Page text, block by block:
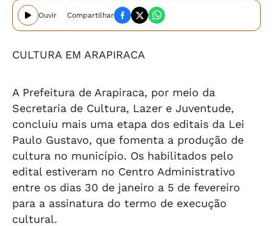
Ouvir Compartilhar
CULTURA EM ARAPIRACA
A Prefeitura de Arapiraca, por meio da
Secretaria de Cultura, Lazer e Juventude,
concluiu mais uma etapa dos editais da Lei
Paulo Gustavo, que fomenta a produção de
cultura no município. Os habilitados pelo
edital estiveram no Centro Administrativo
entre os dias 30 de janeiro a 5 de fevereiro
para a assinatura do termo de execução
cultural.